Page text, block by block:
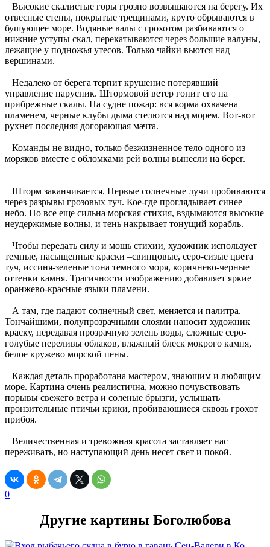
Высокие скалистые горы грозно возвышаются на берегу. Их
отвесные стены, покрытые трещинами, круто обрываются в
бушующее море. Водяные валы с грохотом разбиваются о
нижние уступы скал, перекатываются через большие валуны,
лежащие у подножья утесов. Только чайки вьются над
вершинами.
Недалеко от берега терпит крушение потерявший
управление парусник. Штормовой ветер гонит его на
прибрежные скалы. На судне пожар: вся корма охвачена
пламенем, черные клубы дыма стелются над морем. Вот-вот
рухнет последняя догорающая мачта.
Команды не видно, только безжизненное тело одного из
моряков вместе с обломками рей волны вынесли на берег.
Шторм заканчивается. Первые солнечные лучи пробиваются
через разрывы грозовых туч. Кое-где проглядывает синее
небо. Но все еще сильна морская стихия, вздымаются высокие
неудержимые волны, и тень накрывает тонущий корабль.
Чтобы передать силу и мощь стихии, художник использует
темные, насыщенные краски –свинцовые, серо-сизые цвета
туч, иссиня-зеленые тона темного моря, коричнево-черные
оттенки камня. Трагичности изображению добавляет яркие
оранжево-красные языки пламени.
А там, где падают солнечный свет, меняется и палитра.
Тончайшими, полупрозрачными слоями наносит художник
краску, передавая прозрачную зелень воды, сложные серо-
голубые переливы облаков, влажный блеск мокрого камня,
белое кружево морской пены.
Каждая деталь проработана мастером, знающим и любящим
море. Картина очень реалистична, можно почувствовать
порывы свежего ветра и соленые брызги, услышать
пронзительные птичьи крики, пробивающиеся сквозь грохот
прибоя.
Величественная и тревожная красота заставляет нас
переживать, но наступающий день несет свет и покой.
0
Другие картины Боголюбова